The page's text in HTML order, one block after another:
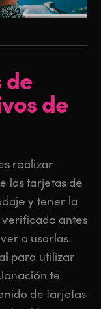
de
de
realizar
las tarjetas de
y tener la
antes
a usarlas.
para utilizar
te
de tarjetas